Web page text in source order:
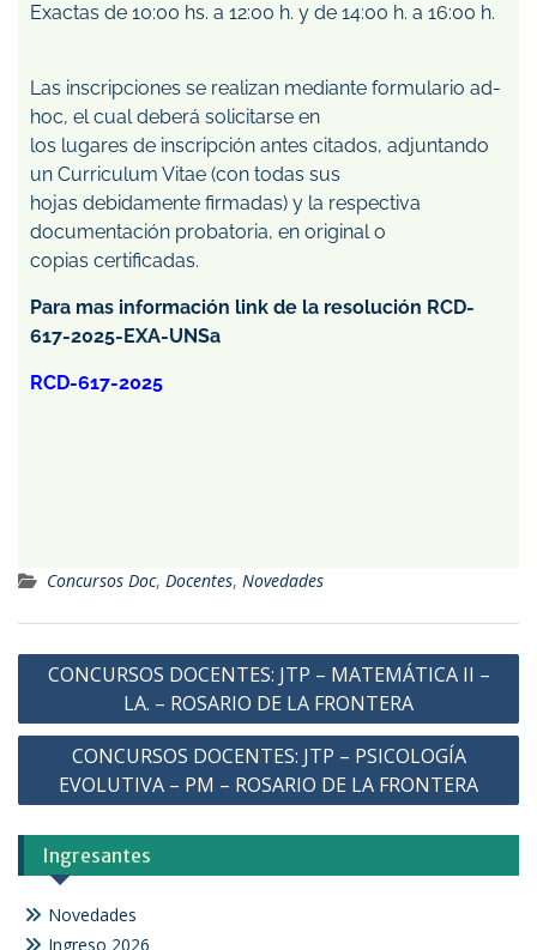
Exactas de 10:00 hs. a 12:00 h. y de 14:00 h. a 16:00 h.
Las inscripciones se realizan mediante formulario ad-
hoc, el cual deberá solicitarse en
los lugares de inscripción antes citados, adjuntando
un Curriculum Vitae (con todas sus
hojas debidamente firmadas) y la respectiva
documentación probatoria, en original o
copias certificadas.
Para mas información link de la resolución RCD-
617-2025-EXA-UNSa
RCD-617-2025
Concursos Doc, Docentes, Novedades
CONCURSOS DOCENTES: JTP – MATEMÁTICA II –
LA. – ROSARIO DE LA FRONTERA
CONCURSOS DOCENTES: JTP – PSICOLOGÍA
EVOLUTIVA – PM – ROSARIO DE LA FRONTERA
Ingresantes
Novedades
Ingreso 2026